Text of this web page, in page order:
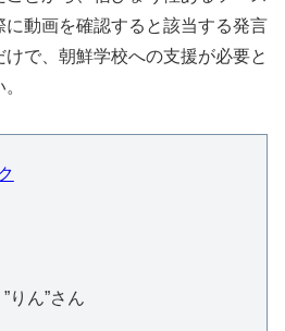
動画を確認すると該当する発言
で、朝鮮学校への支援が必要と
りん”さん